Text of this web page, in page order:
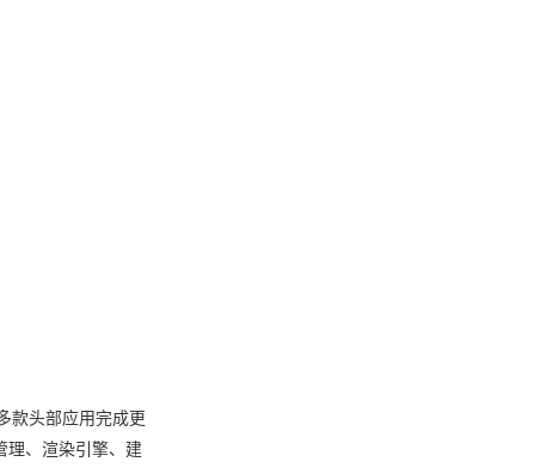
款头部应用完成更
理、渲染引擎、建